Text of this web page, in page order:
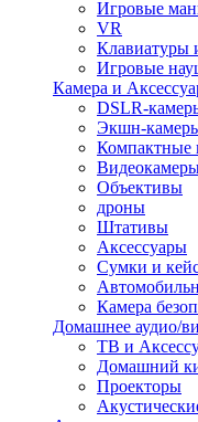
Игровые
VR
Игровые
Камера и
DSLR-
Экшн-
Компактные
Объективы
дроны
Штативы
Аксессуары
Сумки и
Камера
Домашнее аудио/
ТВ и
Домашний
Проекторы